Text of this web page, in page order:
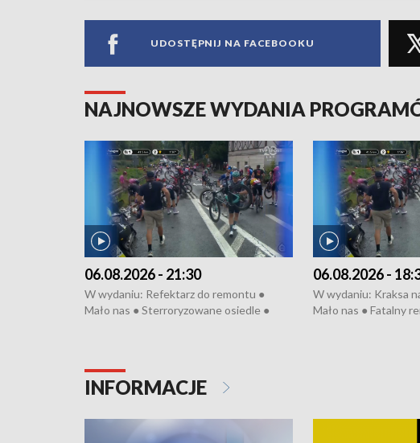
UDOSTĘPNIJ NA FACEBOOKU
NAJNOWSZE WYDANIA
06.08.2026 - 21:30
W wydaniu: Refektarz do remontu ●
Mało nas ● Sterroryzowane osiedle ●
Pologne
06.08.2026 -
W wydaniu: Kraksa
Mało nas ● Fatalny
INFORMACJE